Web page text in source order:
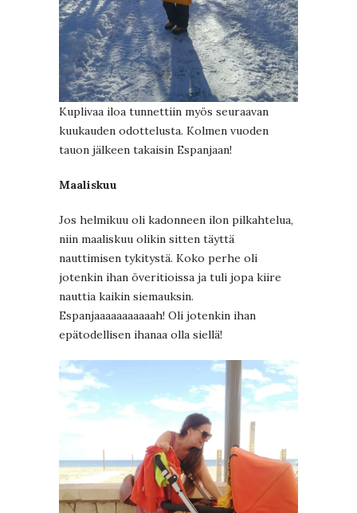
Kuplivaa iloa tunnettiin myös seuraavan
kuukauden odottelusta. Kolmen vuoden
tauon jälkeen takaisin Espanjaan!
Maaliskuu
Jos helmikuu oli kadonneen ilon pilkahtelua,
niin maaliskuu olikin sitten täyttä
nauttimisen tykitystä. Koko perhe oli
jotenkin ihan överitioissa ja tuli jopa kiire
nauttia kaikin siemauksin.
Espanjaaaaaaaaaaah! Oli jotenkin ihan
epätodellisen ihanaa olla siellä!